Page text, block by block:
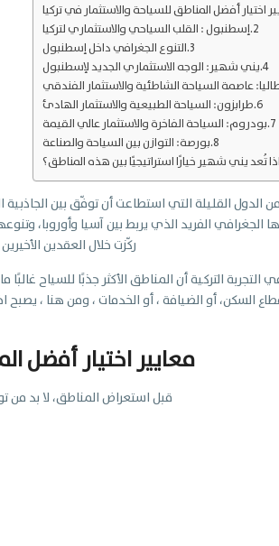
اختيار أفضل المناطق للسياحة والاستثمار في تركيا
إسطنبول : القلب السياحي والاستثماري لتركيا
التنوع الجغرافي داخل إسطنبول
يني شهير: الوجه الاستثماري الجديد لإسطنبول
عاصمة السياحة الشاطئية والاستثمار الفندقي
طرابزون: السياحة الطبيعية والاستثمار الهادئ
بودروم: السياحة الفاخرة والاستثمار عالي القيمة
بورصة: التوازن بين السياحة والصناعة
تُعد يني شهير خيارًا استراتيجيًا بين هذه المناطق؟
من الدول القليلة التي استطاعت أن توفّق بين
الجغرافي الفريد الذي يربط بين آسيا وأوروبا،
ركّزت خلال العقدين
التجربة التركية أن المناطق الأكثر جذبًا للسياح
السكن، أو الضيافة ، أو الخدمات ، ومن هنا ، يصبح
معايير اختيار أفضل
قبل استعراض المناطق، لا بد من